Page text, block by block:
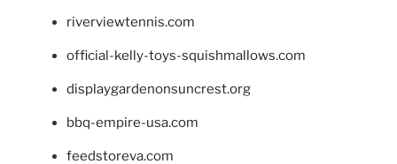
riverviewtennis.com
official-kelly-toys-squishmallows.com
displaygardenonsuncrest.org
bbq-empire-usa.com
feedstoreva.com